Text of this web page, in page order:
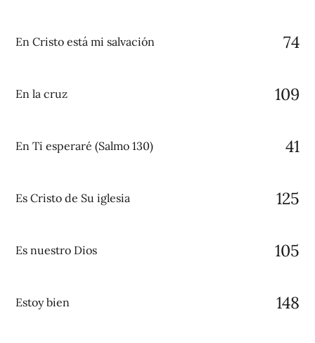
En Cristo está mi salvación 74
En la cruz 109
En Ti esperaré (Salmo 130) 41
Es Cristo de Su iglesia 125
Es nuestro Dios 105
Estoy bien 148